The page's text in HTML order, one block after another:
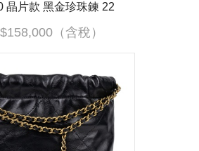
晶片款 黑金珍珠鍊 22
（含稅）